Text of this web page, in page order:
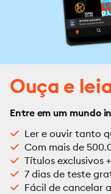
Ouça e
Entre em um mundo
Ler e ouvir tanto
Com mais de
Títulos exclusivos
7 dias de teste
Fácil de cancelar